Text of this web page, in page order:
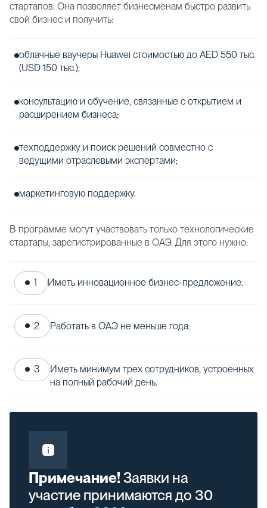
стартапов. Она позволяет бизнесменам быстро развить
свой бизнес и получить:
облачные ваучеры Huawei стоимостью до AED 550 тыс.
(USD 150 тыс.);
консультацию и обучение, связанные с открытием и
расширением бизнеса;
техподдержку и поиск решений совместно с
ведущими отраслевыми экспертами;
маркетинговую поддержку.
В программе могут участвовать только технологические
стартапы, зарегистрированные в ОАЭ. Для этого нужно:
Иметь инновационное бизнес-предложение.
Работать в ОАЭ не меньше года.
Иметь минимум трех сотрудников, устроенных
на полный рабочий день.
Примечание! Заявки на
участие принимаются до 30